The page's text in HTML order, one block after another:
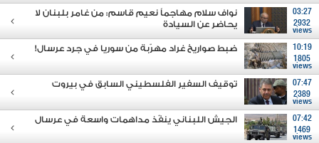
03:27
2932
views
نواف سلام مهاجماً نعيم قاسم: من غامر بلبنان لا
يحاضر عن السيادة
10:19
1805
views
ضبط صواريخ غراد مهرّبة من سوريا في جرد عرسال!
07:47
2389
views
توقيف السفير الفلسطيني السابق في بيروت
07:42
1469
views
الجيش اللبناني ينفّذ مداهمات واسعة في عرسال